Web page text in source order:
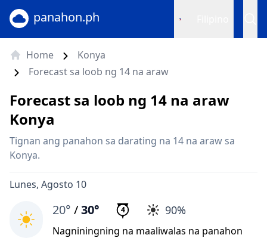
panahon.ph
Home
Konya
Forecast sa loob ng 14 na araw
Forecast sa loob ng 14 na araw
Konya
Tignan ang panahon sa darating na 14 na araw sa
Konya.
Lunes, Agosto 10
20° /30° 4 90%
Nagniningning na maaliwalas na panahon